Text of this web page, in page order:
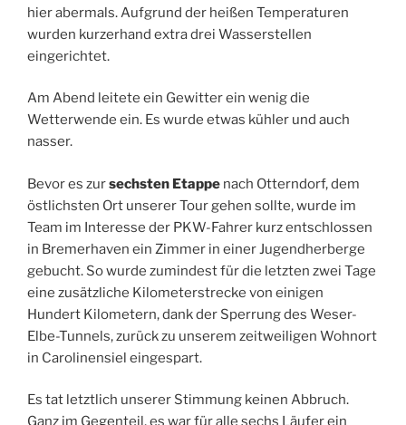
hier abermals. Aufgrund der heißen Temperaturen
wurden kurzerhand extra drei Wasserstellen
eingerichtet.
Am Abend leitete ein Gewitter ein wenig die
Wetterwende ein. Es wurde etwas kühler und auch
nasser.
Bevor es zursechsten Etappe nach Otterndorf, dem
östlichsten Ort unserer Tour gehen sollte, wurde im
Team im Interesse der PKW-Fahrer kurz entschlossen
in Bremerhaven ein Zimmer in einer Jugendherberge
gebucht. So wurde zumindest für die letzten zwei Tage
eine zusätzliche Kilometerstrecke von einigen
Hundert Kilometern, dank der Sperrung des Weser-
Elbe-Tunnels, zurück zu unserem zeitweiligen Wohnort
in Carolinensiel eingespart.
Es tat letztlich unserer Stimmung keinen Abbruch.